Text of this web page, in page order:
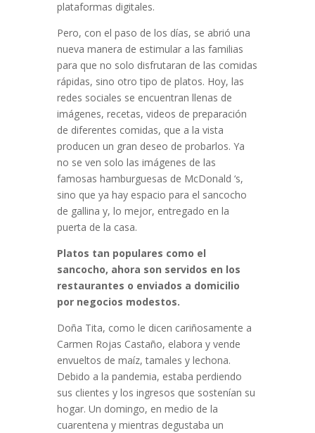
plataformas digitales.
Pero, con el paso de los días, se abrió una
nueva manera de estimular a las familias
para que no solo disfrutaran de las comidas
rápidas, sino otro tipo de platos. Hoy, las
redes sociales se encuentran llenas de
imágenes, recetas, videos de preparación
de diferentes comidas, que a la vista
producen un gran deseo de probarlos. Ya
no se ven solo las imágenes de las
famosas hamburguesas de McDonald ‘s,
sino que ya hay espacio para el sancocho
de gallina y, lo mejor, entregado en la
puerta de la casa.
Platos tan populares como el
sancocho, ahora son servidos en los
restaurantes o enviados a domicilio
por negocios modestos.
Doña Tita, como le dicen cariñosamente a
Carmen Rojas Castaño, elabora y vende
envueltos de maíz, tamales y lechona.
Debido a la pandemia, estaba perdiendo
sus clientes y los ingresos que sostenían su
hogar. Un domingo, en medio de la
cuarentena y mientras degustaba un